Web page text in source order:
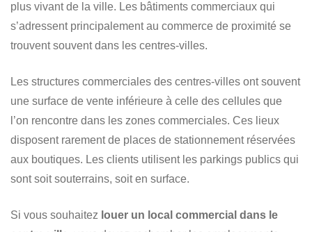
plus vivant de la ville. Les bâtiments commerciaux qui
s’adressent principalement au commerce de proximité se
trouvent souvent dans les centres-villes.
Les structures commerciales des centres-villes ont souvent
une surface de vente inférieure à celle des cellules que
l’on rencontre dans les zones commerciales. Ces lieux
disposent rarement de places de stationnement réservées
aux boutiques. Les clients utilisent les parkings publics qui
sont soit souterrains, soit en surface.
Si vous souhaitez louer un local commercial dans le